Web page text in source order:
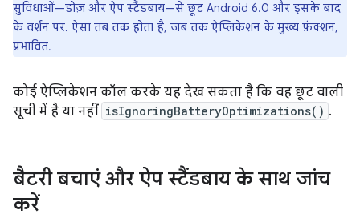
सुविधाओं—डोज़ और ऐप स्टैंडबाय—से छूट Android 6.0 और इसके बाद
के वर्शन पर. ऐसा तब तक होता है, जब तक ऐप्लिकेशन के मुख्य फ़ंक्शन,
प्रभावित.
कोई ऐप्लिकेशन कॉल करके यह देख सकता है कि वह छूट वाली
सूची में है या नहीं isIgnoringBatteryOptimizations() .
बैटरी बचाएं और ऐप स्टैंडबाय के साथ जांच
करें